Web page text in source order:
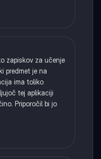
zapiskov za učenje
predmet je na
ima toliko
tej aplikaciji
Priporočil bi jo